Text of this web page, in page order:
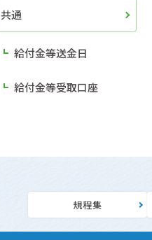
共通
給付金等送金日
給付金等受取口座
規程集